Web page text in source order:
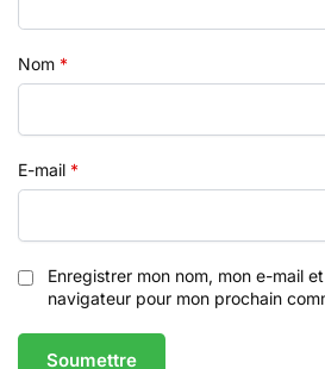
Nom *
E-mail *
Enregistrer mon nom, mon e-mail
navigateur pour mon prochain